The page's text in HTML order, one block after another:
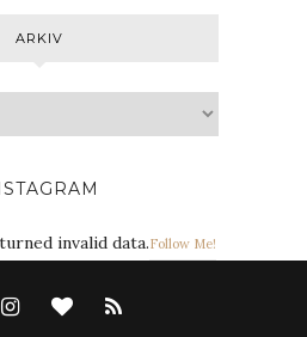
ARKIV
invalid data.Follow Me!